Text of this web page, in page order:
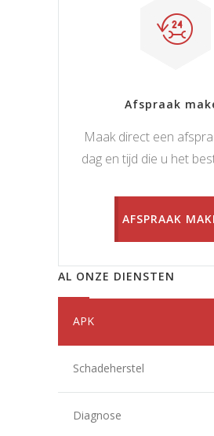
Afspraak
Maak direct een
dag en tijd die u het
AFSPRAAK
AL ONZE DIENSTEN
APK
Schadeherstel
Diagnose